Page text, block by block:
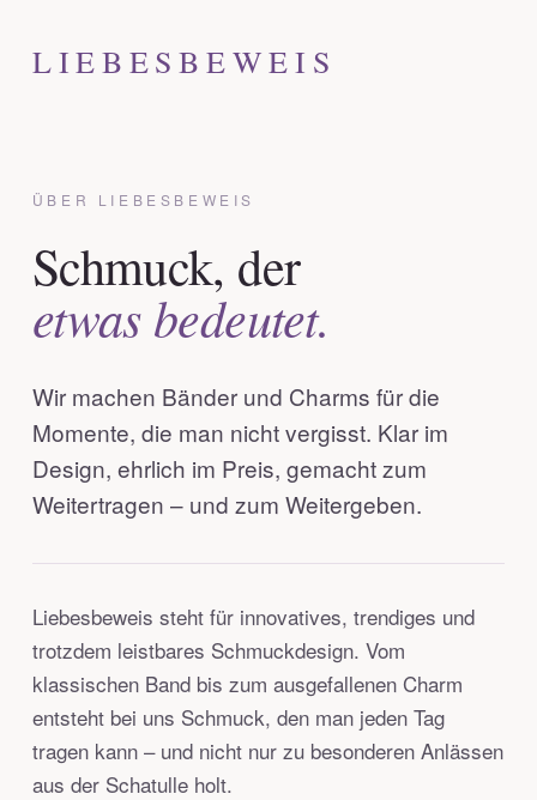
LIEBESBEWEIS
ÜBER LIEBESBEWEIS
Schmuck, der
etwas bedeutet.
Wir machen Bänder und Charms für die
Momente, die man nicht vergisst. Klar im
Design, ehrlich im Preis, gemacht zum
Weitertragen – und zum Weitergeben.
Liebesbeweis steht für innovatives, trendiges und
trotzdem leistbares Schmuckdesign. Vom
klassischen Band bis zum ausgefallenen Charm
entsteht bei uns Schmuck, den man jeden Tag
tragen kann – und nicht nur zu besonderen Anlässen
aus der Schatulle holt.